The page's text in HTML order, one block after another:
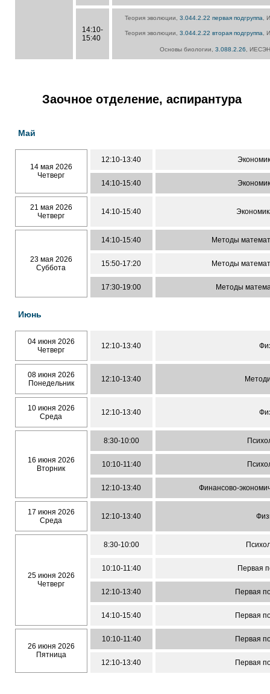
14:10-
15:40
Теория эволюции,3.044.2.22 первая подгруппа ,
Теория эволюции,3.044.2.22 вторая подгруппа ,
Основы биологии,3.088.2.26 ,
Заочное отделение, аспирантура
Май
14 мая 2026
Четверг
12:10-13:40
14:10-15:40
21 мая 2026
Четверг
14:10-15:40
23 мая 2026
Суббота
14:10-15:40 Методы
15:50-17:20 Методы
17:30-19:00 Методы
Июнь
04 июня 2026
Четверг
12:10-13:40
08 июня 2026
Понедельник
12:10-13:40
10 июня 2026
Среда
12:10-13:40
16 июня 2026
Вторник
8:30-10:00
10:10-11:40
12:10-13:40 Финансово-
17 июня 2026
Среда
12:10-13:40
25 июня 2026
Четверг
8:30-10:00
10:10-11:40 Первая
12:10-13:40 Первая
14:10-15:40 Первая
26 июня 2026
Пятница
10:10-11:40 Первая
12:10-13:40 Первая